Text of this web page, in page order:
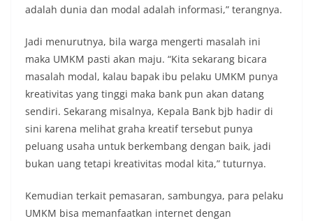
adalah dunia dan modal adalah informasi,” terangnya.
Jadi menurutnya, bila warga mengerti masalah ini
maka UMKM pasti akan maju. “Kita sekarang bicara
masalah modal, kalau bapak ibu pelaku UMKM punya
kreativitas yang tinggi maka bank pun akan datang
sendiri. Sekarang misalnya, Kepala Bank bjb hadir di
sini karena melihat graha kreatif tersebut punya
peluang usaha untuk berkembang dengan baik, jadi
bukan uang tetapi kreativitas modal kita,” tuturnya.
Kemudian terkait pemasaran, sambungya, para pelaku
UMKM bisa memanfaatkan internet dengan